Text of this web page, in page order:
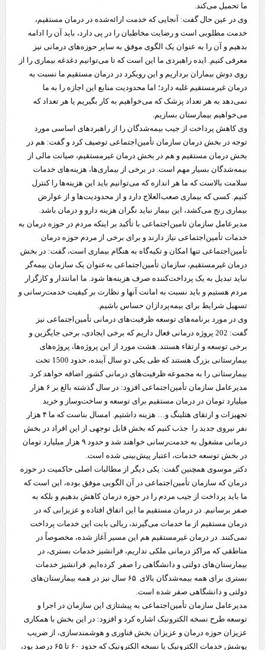
ما تحمیل می‌کند.
وی در عین حال گفت: آنجایی که خدمت ارائه‌شده در درمان مستقیم،
خدمت مطلوبی است و رضایت مخاطبان را در پی دارد، باید آن را ادامه
بدهیم و آن را به عنوان یک الگوی موفق به سایر حوزه‌های درمانی نیز
معرفی کنیم. ایده راهبردی ما این است که تا می‌توانیم دغدغه بیماری را از
روی دوش بیماران برداریم و این رویکرد در درمان مستقیم ما نسبت به
درمان غیرمستقیم غلبه دارد؛ اما محدودیت منابع این اجازه را به ما
نمی‌دهد به هر تعداد پزشک که می‌خواهیم به کار بگیریم یا هر تعداد که
می‌خواهیم بیمارستان بسازیم.
وی کاهش پرداخت از جیب بیمه‌شدگان را از راهبردهای اساسی مورد
توجه در بخش درمان سازمان تأمین‌اجتماعی توصیف کرد و گفت: هم در
بخش درمان مستقیم و هم در بخش درمان غیرمستقیم، صیانت مالی از
بیمه‌شدگان بسیار مهم است. در برخی از بیماری‌ها، هزینه‌های خدمات
سلامت بالاست که ما هر اندازه که می‌توانیم باید این هزینه‌ها را کنترل
کنیم. کسی که بیماری صعب‌العلاج دارد و از محدودیت‌ها و از عوارض
بیماری رنج می‌کشد، این بیمار نباید نگران هزینه دارو و درمان باشد.
مدیرعامل سازمان تامین‌اجتماعی با تأکید بر اینکه مردم در حوزه درمان به
خدمات تأمین‌اجتماعی نیاز دارند و برای برخی از مردم حوزه درمان
تأمین‌اجتماعی تنها امکان و تکیه‌گاه به هنگام بیماری است، گفت: در بخش
درمان غیرمستقیم، سازمان تأمین‌اجتماعی به‌عنوان یک سازمان بیمه‌گر
نباید تبدیل به یک پرداخت‌کننده صرف هزینه‌ها شود. ما امانتدار و کارگزار
مردم هستیم و باید نسبت به امانت آنها و نظارت بر کیفیت خدمت‌رسانی و
تسهیل شرایط برای بیمه‌پردازان حساس باشیم.
وی در مورد برنامه‌های توسعه ظرفیت‌های درمانی تأمین‌اجتماعی نیز
گفت: 202 پروژه درمانی فعال داریم که برخی ایجادی، برخی جایگزین و
برخی توسعه و ارتقاء هستند. هشت مورد از این پروژه‌ها، پروژه‌های
بیمارستانی بزرگ هستند که طی یکی دو سال آینده، حدود 1500 تخت
بیمارستانی را به مجموعه ظرفیت‌های درمانی کشور اضافه خواهد کرد.
مدیرعامل سازمان تأمین‌اجتماعی افزود: در سال گذشته بالغ بر ۶ هزار
میلیارد تومان در درمان مستقیم برای توسعه و ساخت‌وساز و خرید
تجهیزات و ارتقای هتلینگ و… هزینه داشتیم. امسال بناست که ما ۴ هزار
نفر نیروی جدید را جذب کنیم که بخش قابل توجهی از این افراد در بخش
درمانی مشغول به خدمت‌رسانی خواهند شد و حدود ۹ هزار میلیارد تومان
در بخش توسعه خدمات، اعتبار پیش‌بینی شده است.
دکتر موسوی همچنین گفت: یکی دیگر از مطالبات اصلی حاکمیت در حوزه
درمان که سازمان تأمین‌اجتماعی در آن الگویی موفق بوده، این است که
ما باید پرداخت از جیب مردم را در حوزه درمان کاهش بدهیم و بلکه به
صفر برسانیم. در درمان مستقیم ما این اتفاق افتاده و عزیزانی که در
درمان مستقیم از ما خدمات می‌گیرند، ریالی بابت این خدمات پرداخت
نمی‌کنند. در درمان غیرمستقیم هم این مسیر آغاز شده، مخصوصاً در
مناطقی که مراکز درمانی ملکی نداریم، فرانشیز خدمات بستری، در
بیمارستان‌های دولتی و دانشگاهی را صفر کرده‌ایم. فرانشیز خدمات
بستری برای همه بیمه‌شدگان بالای ۶۵ سال نیز در همه بیمارستان‌های
دولتی و دانشگاهی صفر شده است.
مدیرعامل سازمان تأمین‌اجتماعی به پیشتازی این سازمان در اجرا و
توسعه طرح نسخه الکترونیک اشاره کرد و افزود: در این بخش با همکاری
عزیزان حوزه درمان و عزیزان بخش فناوری و هوشمندسازی، از ضریب
پوشش خدمات الکترونیک یا نسخه الکترونیک که حدود ۶۰ تا ۶۵ درصد بود،